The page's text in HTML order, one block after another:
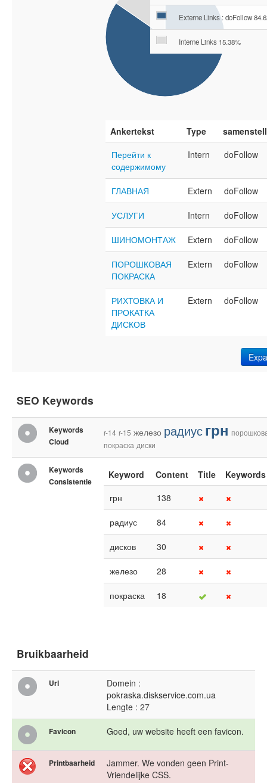
Externe Links : doFollow
Interne Links 15.38%
Ankertekst Type
Перейти к
содержимому
Intern doFollow
ГЛАВНАЯ Extern doFollow
УСЛУГИ Intern doFollow
ШИНОМОНТАЖ Extern doFollow
ПОРОШКОВАЯ
ПОКРАСКА
Extern doFollow
РИХТОВКА И
ПРОКАТКА
ДИСКОВ
Extern doFollow
SEO Keywords
Keywords
Cloud
r-14 r-15 железо радиусгрн
покраска диски
Keywords
Consistentie
Keyword Content Title
Keywords
грн
138
радиус 84
дисков 30
железо 28
покраска 18
Bruikbaarheid
Url
Domein :
pokraska.diskservice.com.ua
Lengte : 27
Favicon Goed, uw website heeft een favicon.
Printbaarheid
Jammer. We vonden geen Print-
Vriendelijke CSS.